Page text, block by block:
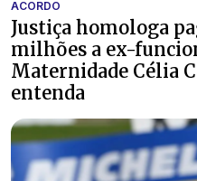
ACORDO
Justiça homologa
milhões a ex-
Maternidade Célia
entenda